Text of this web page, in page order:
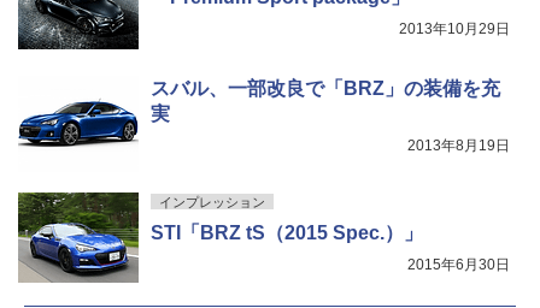
2013年10月29日
スバル、一部改良で「BRZ」の装備を充
実
2013年8月19日
インプレッション
STI「BRZ tS（2015 Spec.）」
2015年6月30日